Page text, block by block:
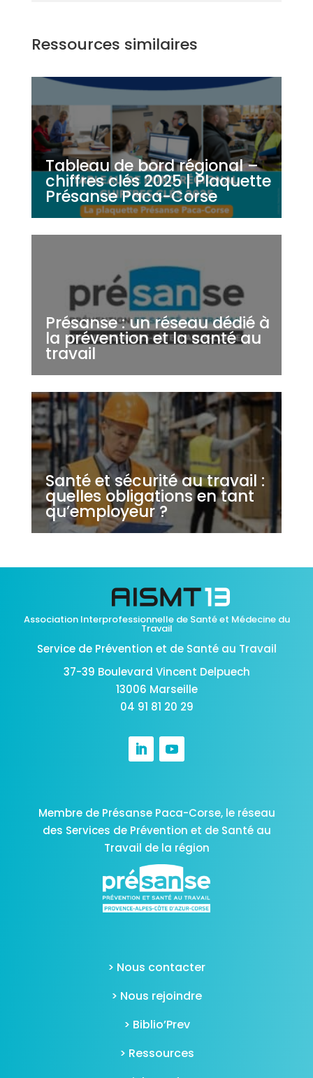
Ressources similaires
Tableau de bord régional –
chiffres clés 2025 | Plaquette
Présanse Paca-Corse
Présanse : un réseau dédié à
la prévention et la santé au
travail
Santé et sécurité au travail :
quelles obligations en tant
qu’employeur ?
Association Interprofessionnelle de Santé et Médecine du
Travail
Service de Prévention et de Santé au Travail
37-39 Boulevard Vincent Delpuech
13006 Marseille
04 91 81 20 29
Membre de Présanse Paca-Corse, le réseau
des Services de Prévention et de Santé au
Travail de la région
> Nous contacter
> Nous rejoindre
> Biblio’Prev
> Ressources